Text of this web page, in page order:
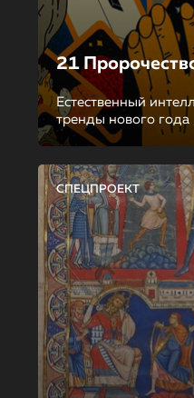
21
Естественный
тренды нового года
СПЕЦПРОЕКТ